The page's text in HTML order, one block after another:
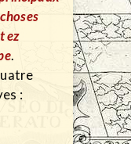
ez
.
: